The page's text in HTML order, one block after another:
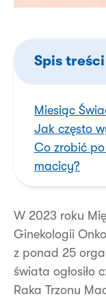
Spis treści
Miesiąc
Jak często
Co zrobić
macicy?
W 2023 roku
Ginekologii
z ponad 25
świata ogłosiło
Raka Trzonu